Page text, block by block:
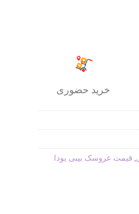
خرید حضوری
قیمت عروسک بیبی یودا